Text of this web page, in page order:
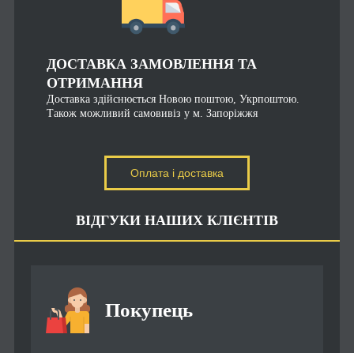
ДОСТАВКА ЗАМОВЛЕННЯ ТА
ОТРИМАННЯ
Доставка здійснюється Новою поштою, Укрпоштою.
Також можливий самовивіз у м. Запоріжжя
Оплата і доставка
ВІДГУКИ НАШИХ КЛІЄНТІВ
Покупець